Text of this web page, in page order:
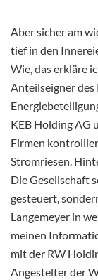
Aber sicher am
tief in den
Wie, das erkläre
Anteilseigner des
KEB Holding AG
Firmen
Stromriesen.
Die Gesellschaft
gesteuert,
Langemeyer in
meinen
mit der RW
Angestelter der